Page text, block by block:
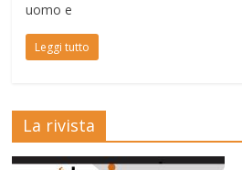
uomo e
Leggi tutto
La rivista